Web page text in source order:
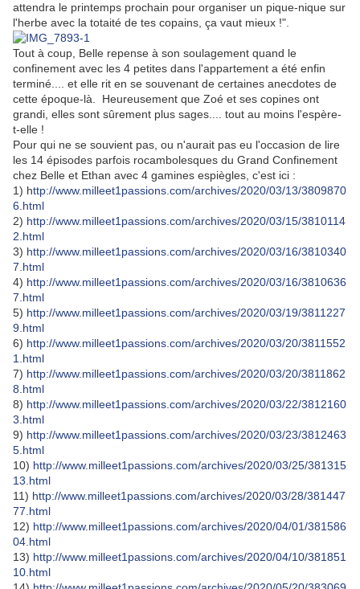
attendra le printemps prochain pour organiser un pique-nique sur
l'herbe avec la totaité de tes copains, ça vaut mieux !".
Tout à coup, Belle repense à son soulagement quand le
confinement avec les 4 petites dans l'appartement a été enfin
terminé.... et elle rit en se souvenant de certaines anecdotes de
cette époque-là. Heureusement que Zoé et ses copines ont
grandi, elles sont sûrement plus sages.... tout au moins l'espère-
t-elle !
Pour qui ne se souvient pas, ou n'aurait pas eu l'occasion de lire
les 14 épisodes parfois rocambolesques du Grand Confinement
chez Belle et Ethan avec 4 gamines espiègles, c'est ici :
1) http://www.milleet1passions.com/archives/2020/03/13/3809870
6.html
2) http://www.milleet1passions.com/archives/2020/03/15/3810114
2.html
3) http://www.milleet1passions.com/archives/2020/03/16/3810340
7.html
4) http://www.milleet1passions.com/archives/2020/03/16/3810636
7.html
5) http://www.milleet1passions.com/archives/2020/03/19/3811227
9.html
6) http://www.milleet1passions.com/archives/2020/03/20/3811552
1.html
7) http://www.milleet1passions.com/archives/2020/03/20/3811862
8.html
8) http://www.milleet1passions.com/archives/2020/03/22/3812160
3.html
9) http://www.milleet1passions.com/archives/2020/03/23/3812463
5.html
10) http://www.milleet1passions.com/archives/2020/03/25/381315
13.html
11) http://www.milleet1passions.com/archives/2020/03/28/381447
77.html
12) http://www.milleet1passions.com/archives/2020/04/01/381586
04.html
13) http://www.milleet1passions.com/archives/2020/04/10/381851
10.html